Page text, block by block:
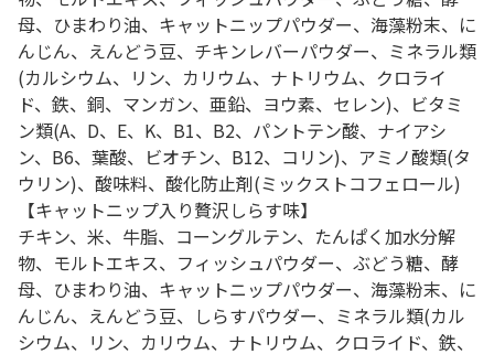
母、ひまわり油、キャットニップパウダー、海藻粉末、に
んじん、えんどう豆、チキンレバーパウダー、ミネラル類
(カルシウム、リン、カリウム、ナトリウム、クロライ
ド、鉄、銅、マンガン、亜鉛、ヨウ素、セレン)、ビタミ
ン類(A、D、E、K、B1、B2、パントテン酸、ナイアシ
ン、B6、葉酸、ビオチン、B12、コリン)、アミノ酸類(タ
ウリン)、酸味料、酸化防止剤(ミックストコフェロール)
【キャットニップ入り贅沢しらす味】
チキン、米、牛脂、コーングルテン、たんぱく加水分解
物、モルトエキス、フィッシュパウダー、ぶどう糖、酵
母、ひまわり油、キャットニップパウダー、海藻粉末、に
んじん、えんどう豆、しらすパウダー、ミネラル類(カル
シウム、リン、カリウム、ナトリウム、クロライド、鉄、